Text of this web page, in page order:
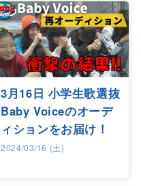
3月16日 小学生歌選抜
Baby Voiceのオーデ
ィションをお届け！
2024/03/16 (土)